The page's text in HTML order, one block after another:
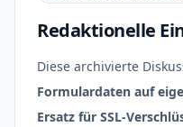
Redaktionelle
Diese archivierte
Formulardaten auf
Ersatz für SSL-